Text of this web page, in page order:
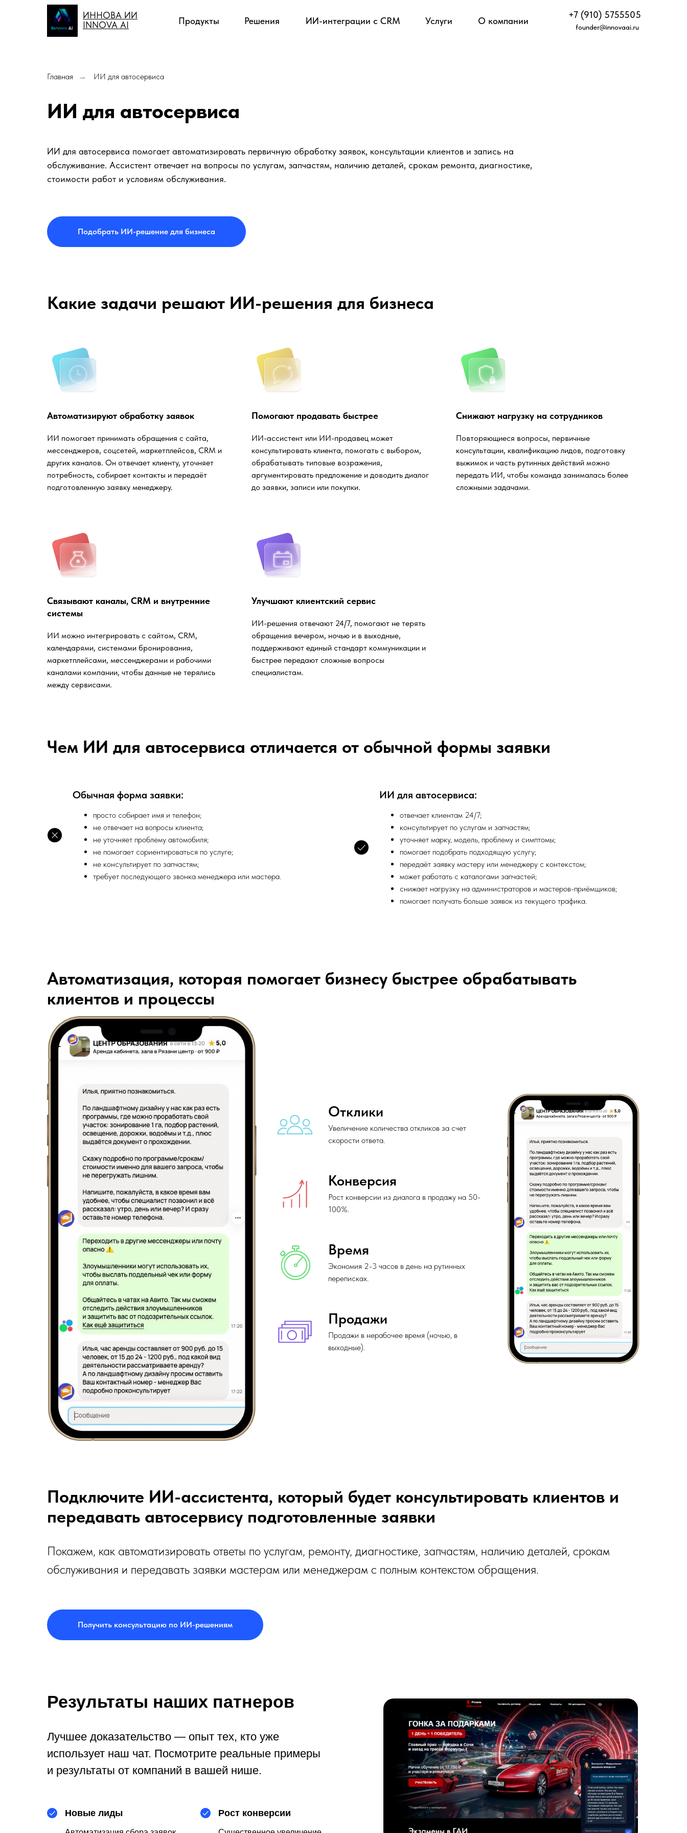
ИННОВА ИИ
INNOVA AI
Продукты Решения ИИ-интеграции с CRM Услуги О компании
+7 (910) 5755505
founder@innovaai.ru
Главная → ИИ для автосервиса
ИИ для автосервиса
ИИ для автосервиса помогает автоматизировать первичную обработку заявок, консультации клиентов и запись на
обслуживание. Ассистент отвечает на вопросы по услугам, запчастям, наличию деталей, срокам ремонта, диагностике,
стоимости работ и условиям обслуживания.
Подобрать ИИ-решение для бизнеса
Какие задачи решают ИИ-решения для бизнеса
Автоматизируют обработку заявок
ИИ помогает принимать обращения с сайта,
мессенджеров, соцсетей, маркетплейсов, CRM и
других каналов. Он отвечает клиенту, уточняет
потребность, собирает контакты и передаёт
подготовленную заявку менеджеру.
Помогают продавать быстрее
ИИ-ассистент или ИИ-продавец может
консультировать клиента, помогать с выбором,
обрабатывать типовые возражения,
аргументировать предложение и доводить диалог
до заявки, записи или покупки.
Снижают нагрузку на сотрудников
Повторяющиеся вопросы, первичные
консультации, квалификацию лидов, подготовку
выжимок и часть рутинных действий можно
передать ИИ, чтобы команда занималась более
сложными задачами.
Связывают каналы, CRM и внутренние
системы
ИИ можно интегрировать с сайтом, CRM,
календарями, системами бронирования,
маркетплейсами, мессенджерами и рабочими
каналами компании, чтобы данные не терялись
между сервисами.
Улучшают клиентский сервис
ИИ-решения отвечают 24/7, помогают не терять
обращения вечером, ночью и в выходные,
поддерживают единый стандарт коммуникации и
быстрее передают сложные вопросы
специалистам.
Чем ИИ для автосервиса отличается от обычной формы заявки
Обычная форма заявки:
просто собирает имя и телефон;
не отвечает на вопросы клиента;
не уточняет проблему автомобиля;
не помогает сориентироваться по услуге;
не консультирует по запчастям;
требует последующего звонка менеджера или мастера.
ИИ для автосервиса:
отвечает клиентам 24/7;
консультирует по услугам и запчастям;
уточняет марку, модель, проблему и симптомы;
помогает подобрать подходящую услугу;
передаёт заявку мастеру или менеджеру с контекстом;
может работать с каталогами запчастей;
снижает нагрузку на администраторов и мастеров-приёмщиков;
помогает получать больше заявок из текущего трафика.
Автоматизация, которая помогает бизнесу быстрее обрабатывать
клиентов и процессы
Отклики
Увеличение количества откликов за счет
скорости ответа.
Конверсия
Рост конверсии из диалога в продажу на 50-
100%.
Время
Экономия 2-3 часов в день на рутинных
переписках.
Продажи
Продажи в нерабочее время (ночью, в
выходные).
Подключите ИИ-ассистента, который будет консультировать клиентов и
передавать автосервису подготовленные заявки
Покажем, как автоматизировать ответы по услугам, ремонту, диагностике, запчастям, наличию деталей, срокам
обслуживания и передавать заявки мастерам или менеджерам с полным контекстом обращения.
Получить консультацию по ИИ-решениям
Рост конверсии
Новые лиды
Результаты наших патнеров
Лучшее доказательство — опыт тех, кто уже
использует наш чат. Посмотрите реальные примеры
и результаты от компаний в вашей нише.